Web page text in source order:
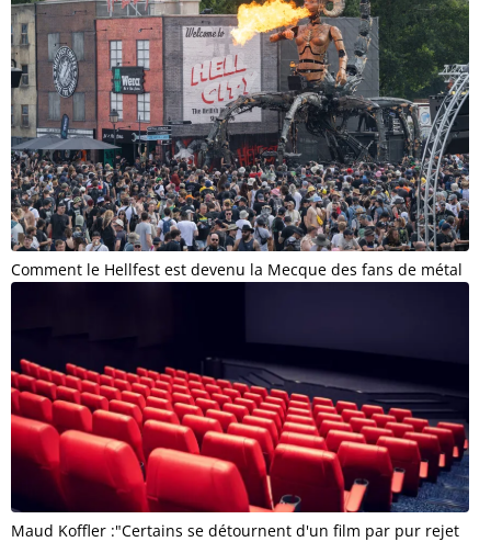
Comment le Hellfest est devenu la Mecque des fans de métal
Maud Koffler :"Certains se détournent d'un film par pur rejet